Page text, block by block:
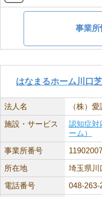
事業所
はなまるホーム川口
法人名 （株）
施設・サービス
認知症対
ーム）
事業所番号
所在地 埼玉県川
電話番号 048-263-